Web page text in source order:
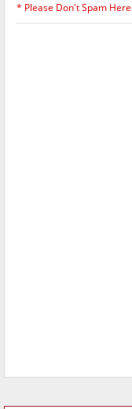
* Please Don't Spam